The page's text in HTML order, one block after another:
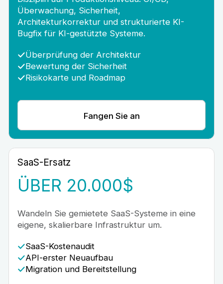
Überwachung, Sicherheit,
Architekturkorrektur und strukturierte KI-
Bugfix für KI-gestützte Systeme.
Überprüfung der Architektur
Bewertung der Sicherheit
Risikokarte und Roadmap
Fangen Sie an
SaaS-Ersatz
ÜBER 20.000$
Wandeln Sie gemietete SaaS-Systeme in eine
eigene, skalierbare Infrastruktur um.
SaaS-Kostenaudit
API-erster Neuaufbau
Migration und Bereitstellung